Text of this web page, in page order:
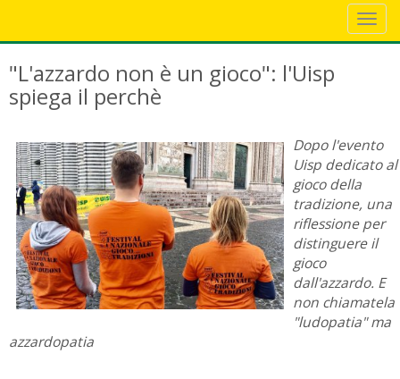
"L'azzardo non è un gioco": l'Uisp
spiega il perchè
Dopo l'evento
Uisp dedicato al
gioco della
tradizione, una
riflessione per
distinguere il
gioco
dall'azzardo. E
non chiamatela
"ludopatia" ma
azzardopatia